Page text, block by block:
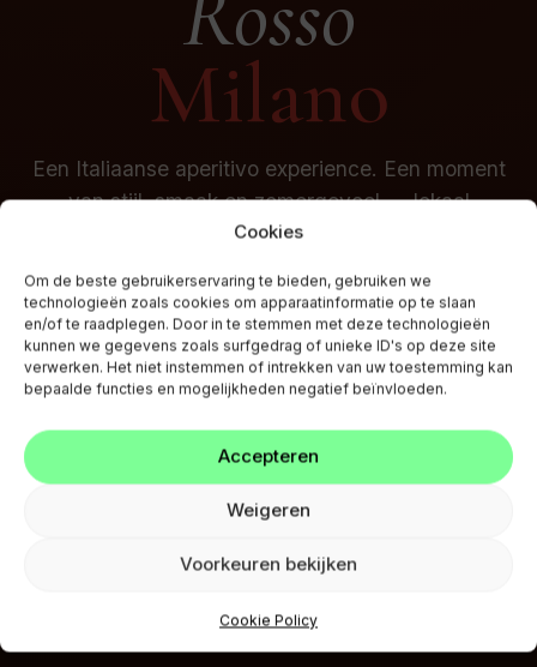
Cookies
Om de beste gebruikerservaring te bieden, gebruiken we
technologieën zoals cookies om apparaatinformatie op te slaan
en/of te raadplegen. Door in te stemmen met deze technologieën
kunnen we gegevens zoals surfgedrag of unieke ID's op deze site
verwerken. Het niet instemmen of intrekken van uw toestemming kan
bepaalde functies en mogelijkheden negatief beïnvloeden.
Accepteren
Weigeren
Voorkeuren bekijken
Cookie Policy
Milano
Een Italiaanse aperitivo experience. Een moment
van stijl, smaak en zomergevoel — lokaal
aangeboden door Alfa Romeo by Imacar Sint-